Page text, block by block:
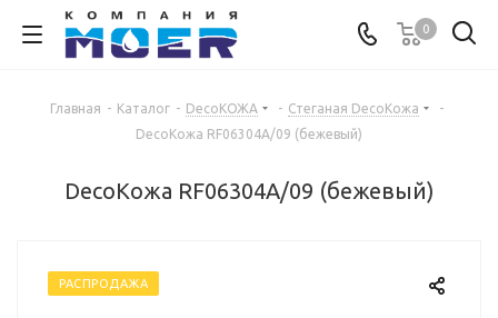
0
Главная - Каталог - DecoКОЖА - Стеганая DecoКожа
-
DecoКожа RF06304А/09 (бежевый)
DecoКожа RF06304А/09 (бежевый)
РАСПРОДАЖА